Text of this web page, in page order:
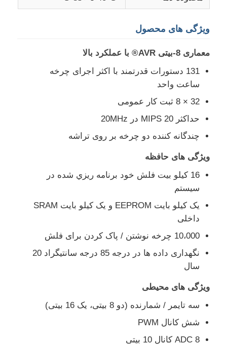
موارد
آرایه دروازه قابل برنامه ریزی FPGA
واحد میکروکنترلر MCU
سیستم روی تراشه (SOC)
IC MPU
آرایه دروازه منطقی قابل برنامه ریزی
دتکتور حرارتی مادون قرمز
تراشه آی سی DSP
تراشه حافظه DRAM
ویژگی های محصول
معماری 8-بیتی AVR® با عملکرد بالا
131 دستورات قدرتمند با اکثر اجرای چرخه
ساعت واحد
32 × 8 ثبت کار عمومی
حداکثر 20 MIPS در 20MHz
چندگانه کننده دو چرخه بر روی تراشه
ویژگی های حافظه
16 کيلو بيت فلش خود برنامه ريزي شده در
سيستم
یک کیلو بایت EEPROM و یک کیلو بایت SRAM
داخلی
10،000 چرخه نوشتن / پاک کردن برای فلش
نگهداری داده ها در درجه 85 درجه سانتیگراد 20
سال
ویژگی های محیطی
سه تایمر / شمارنده (دو 8 بیتی، یک 16 بیتی)
شش کانال PWM
ADC 8 کانال 10 بیتی